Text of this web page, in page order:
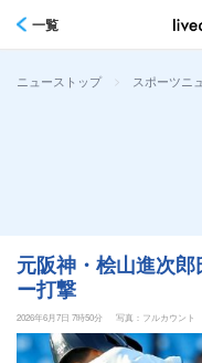
一覧
ニューストップ > スポーツニ
元阪神・桧山進次
ー打撃
2026年6月7日 7時50分 写真：フルカウント